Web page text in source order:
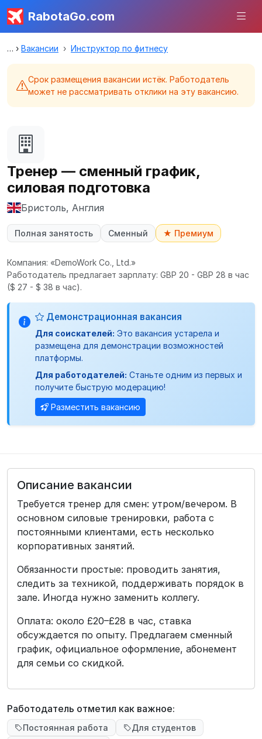
RabotaGo.com
Вакансии Инструктор по фитнесу
Срок размещения вакансии истёк. Работодатель
может не рассматривать отклики на эту вакансию.
Тренер — сменный график,
силовая подготовка
Бристоль, Англия
Полная занятость Сменный ★ Премиум
Компания: «DemoWork Co., Ltd.»
Работодатель предлагает зарплату: GBP 20 - GBP 28 в час
($ 27 - $ 38 в час).
Демонстрационная вакансия
Для соискателей: Это вакансия устарела и
размещена для демонстрации возможностей
платформы.
Для работодателей: Станьте одним из первых и
получите быструю модерацию!
Разместить вакансию
Описание вакансии
Требуется тренер для смен: утром/вечером. В
основном силовые тренировки, работа с
постоянными клиентами, есть несколько
корпоративных занятий.
Обязанности простые: проводить занятия,
следить за техникой, поддерживать порядок в
зале. Иногда нужно заменить коллегу.
Оплата: около £20–£28 в час, ставка
обсуждается по опыту. Предлагаем сменный
график, официальное оформление, абонемент
для семьи со скидкой.
Работодатель отметил как важное:
Постоянная работа
Для студентов